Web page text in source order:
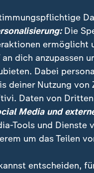
| heute 19:00 Uhr:
dauern an
1:37
Die
ermöglicht
an dich anzupassen
Dabei
deiner Nutzung von
Daten von
Media und
Tools und Dienste
um das Teilen
entscheiden,